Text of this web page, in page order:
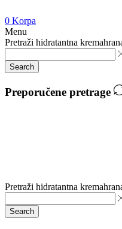
0 Korpa
Menu
Pretraži hidratantna krema
Search
Preporučene pretrage
Pretraži hidratantna krema
Search